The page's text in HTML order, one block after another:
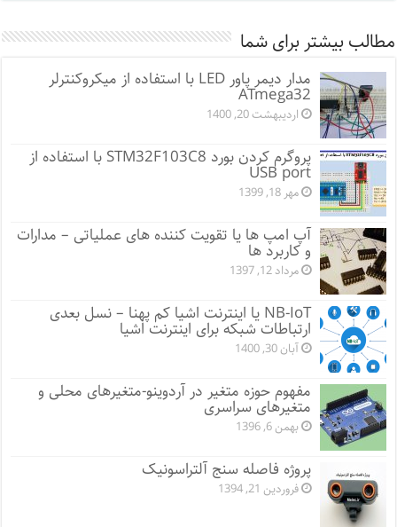
مطالب بیشتر برای شما
مدار دیمر پاور LED با استفاده از میکروکنترلر
ATmega32
اردیبهشت 20, 1400
پروگرم کردن بورد STM32F103C8 با استفاده از
USB port
مهر 18, 1399
آپ امپ ها یا تقویت کننده های عملیاتی – مدارات
و کاربرد ها
مرداد 12, 1397
NB-IoT یا اینترنت اشیا کم پهنا – نسل بعدی
ارتباطات شبکه برای اینترنت اشیا
آبان 30, 1400
مفهوم حوزه متغیر در آردوینو-متغیرهای محلی و
متغیرهای سراسری
بهمن 6, 1396
پروژه فاصله سنج آلتراسونیک
فروردین 21, 1394